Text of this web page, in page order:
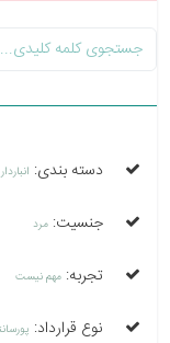
دسته بندی: انباردار
جنسیت: مرد
تجربه: مهم نیست
نوع قرارداد: